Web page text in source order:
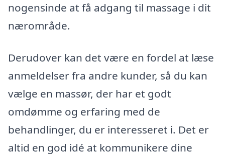
nogensinde at få adgang til massage i dit
nærområde.
Derudover kan det være en fordel at læse
anmeldelser fra andre kunder, så du kan
vælge en massør, der har et godt
omdømme og erfaring med de
behandlinger, du er interesseret i. Det er
altid en god idé at kommunikere dine